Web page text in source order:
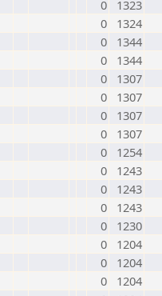
0
1323
0
1324
0
1344
0
1344
0
1307
0
1307
0
1307
0
1307
0
1254
0
1243
0
1243
0
1243
0
1230
0
1204
0
1204
0
1204